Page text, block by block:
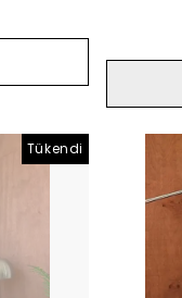
Tükendi